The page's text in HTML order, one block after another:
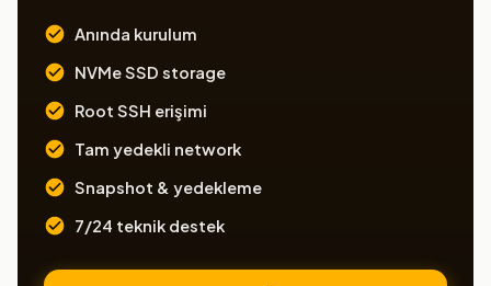
Anında kurulum
NVMe SSD storage
Root SSH erişimi
Tam yedekli network
Snapshot & yedekleme
7/24 teknik destek